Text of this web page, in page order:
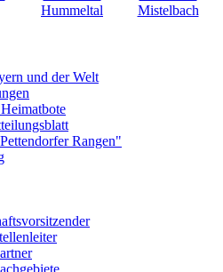
und der Welt
Rangen"